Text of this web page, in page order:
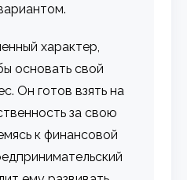
характер,
основать свой
Он готов взять на
за свою
к финансовой